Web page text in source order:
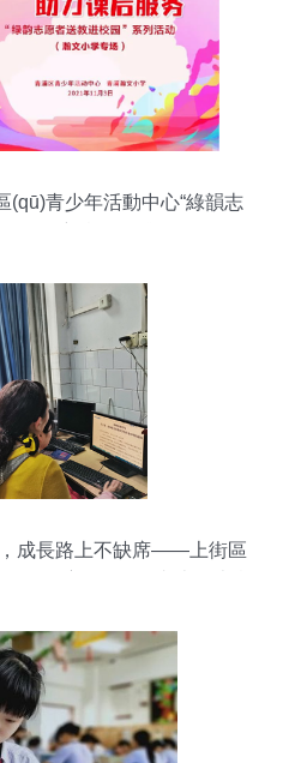
(qū)青少年活動中心“綠韻志
成長路上不缺席——上街區